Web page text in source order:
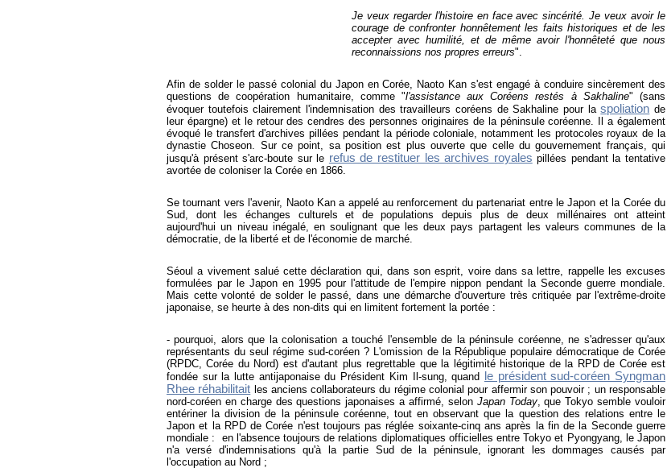
Je veux regarder l'histoire en face avec sincérité. Je veux avoir le
courage de confronter honnêtement les faits historiques et de les
accepter avec humilité, et de même avoir l'honnêteté que nous
reconnaissions nos propres erreurs".
Afin de solder le passé colonial du Japon en Corée, Naoto Kan s'est engagé à conduire sincèrement des
questions de coopération humanitaire, comme "l'assistance aux Coréens restés à Sakhaline" (sans
évoquer toutefois clairement l'indemnisation des travailleurs coréens de Sakhaline pour laspoliation de
leur épargne) et le retour des cendres des personnes originaires de la péninsule coréenne. Il a également
évoqué le transfert d'archives pillées pendant la période coloniale, notamment les protocoles royaux de la
dynastie Choseon. Sur ce point, sa position est plus ouverte que celle du gouvernement français, qui
jusqu'à présent s'arc-boute sur le refus de restituer les archives royales pillées pendant la tentative
avortée de coloniser la Corée en 1866.
Se tournant vers l'avenir, Naoto Kan a appelé au renforcement du partenariat entre le Japon et la Corée du
Sud, dont les échanges culturels et de populations depuis plus de deux millénaires ont atteint
aujourd'hui un niveau inégalé, en soulignant que les deux pays partagent les valeurs communes de la
démocratie, de la liberté et de l'économie de marché.
Séoul a vivement salué cette déclaration qui, dans son esprit, voire dans sa lettre, rappelle les excuses
formulées par le Japon en 1995 pour l'attitude de l'empire nippon pendant la Seconde guerre mondiale.
Mais cette volonté de solder le passé, dans une démarche d'ouverture très critiquée par l'extrême-droite
japonaise, se heurte à des non-dits qui en limitent fortement la portée :
- pourquoi, alors que la colonisation a touché l'ensemble de la péninsule coréenne, ne s'adresser qu'aux
représentants du seul régime sud-coréen ? L'omission de la République populaire démocratique de Corée
(RPDC, Corée du Nord) est d'autant plus regrettable que la légitimité historique de la RPD de Corée est
fondée sur la lutte antijaponaise du Président Kim Il-sung, quand
le président sud-coréen Syngman
Rhee réhabilitait les anciens collaborateurs du régime colonial pour affermir son pouvoir ; un responsable
nord-coréen en charge des questions japonaises a affirmé, selon Japan Today, que Tokyo semble vouloir
entériner la division de la péninsule coréenne, tout en observant que la question des relations entre le
Japon et la RPD de Corée n'est toujours pas réglée soixante-cinq ans après la fin de la Seconde guerre
mondiale : en l'absence toujours de relations diplomatiques officielles entre Tokyo et Pyongyang, le Japon
n'a versé d'indemnisations qu'à la partie Sud de la péninsule, ignorant les dommages causés par
l'occupation au Nord ;